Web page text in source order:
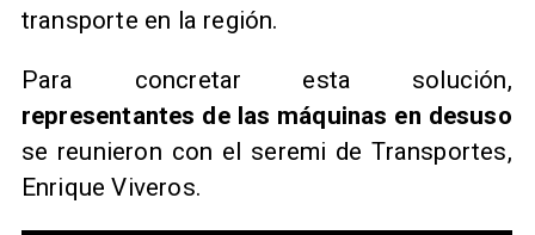
transporte en la región.
Para concretar esta solución,
representantes de las máquinas en desuso
se reunieron con el seremi de Transportes,
Enrique Viveros.